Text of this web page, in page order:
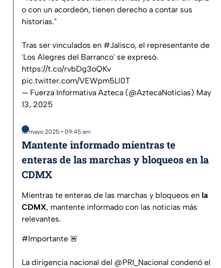
o con un acordeón, tienen derecho a contar sus
historias."
Tras ser vinculados en #Jalisco, el representante de
'Los Alegres del Barranco' se expresó.
https://t.co/rvbDg3oQKv
pic.twitter.com/VEWpm5Ll0T
— Fuerza Informativa Azteca (@AztecaNoticias) May
13, 2025
13 mayo 2025 • 09:45 am
Mantente informado mientras te
enteras de las marchas y bloqueos en la
CDMX
Mientras te enteras de las marchas y bloqueos en la
CDMX, mantente informado con las noticias más
relevantes.
#Importante 🚨
La dirigencia nacional del @PRI_Nacional condenó el